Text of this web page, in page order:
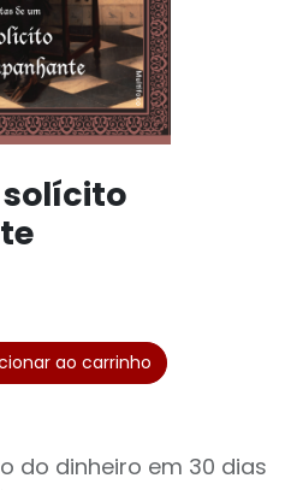
ao carrinho
do dinheiro em 30 dias